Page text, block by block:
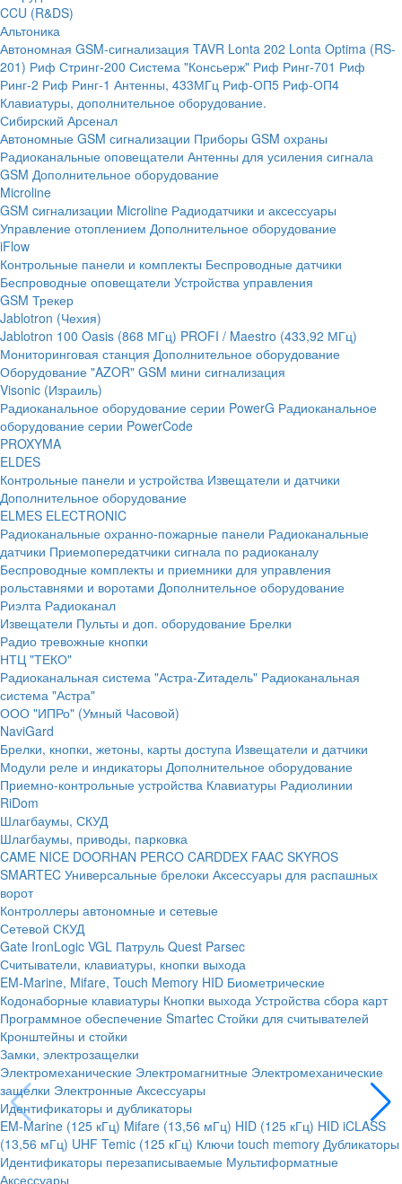
CCU (R&DS)
Альтоника
Автономная GSM-сигнализация TAVR Lonta 202 Lonta Optima (RS-
201) Риф Стринг-200 Система "Консьерж" Риф Ринг-701 Риф
Ринг-2 Риф Ринг-1 Антенны, 433МГц Риф-ОП5 Риф-ОП4
Клавиатуры, дополнительное оборудование.
Сибирский Арсенал
Автономные GSM сигнализации Приборы GSM охраны
Радиоканальные оповещатели Антенны для усиления сигнала
GSM Дополнительное оборудование
Microline
GSM cигнализации Microline Радиодатчики и аксессуары
Управление отоплением Дополнительное оборудование
iFlow
Контрольные панели и комплекты Беспроводные датчики
Беспроводные оповещатели Устройства управления
GSM Трекер
Jablotron (Чехия)
Jablotron 100 Oasis (868 МГц) PROFI / Maestro (433,92 МГц)
Мониторинговая станция Дополнительное оборудование
Оборудование "AZOR" GSM мини сигнализация
Visonic (Израиль)
Радиоканальное оборудование серии PowerG Радиоканальное
оборудование серии PowerCode
PROXYMA
ELDES
Контрольные панели и устройства Извещатели и датчики
Дополнительное оборудование
ELMES ELECTRONIC
Радиоканальные охранно-пожарные панели Радиоканальные
датчики Приемопередатчики сигнала по радиоканалу
Беспроводные комплекты и приемники для управления
рольставнями и воротами Дополнительное оборудование
Риэлта Радиоканал
Извещатели Пульты и доп. оборудование Брелки
Радио тревожные кнопки
НТЦ "ТЕКО"
Радиоканальная система "Астра-Zитадель" Радиоканальная
система "Астра"
ООО "ИПРо" (Умный Часовой)
NaviGard
Брелки, кнопки, жетоны, карты доступа Извещатели и датчики
Модули реле и индикаторы Дополнительное оборудование
Приемно-контрольные устройства Клавиатуры Радиолинии
RiDom
Шлагбаумы, СКУД
Шлагбаумы, приводы, парковка
CAME NICE DOORHAN PERCO CARDDEX FAAC SKYROS
SMARTEC Универсальные брелоки Аксессуары для распашных
ворот
Контроллеры автономные и сетевые
Сетевой СКУД
Gate IronLogic VGL Патруль Quest Parsec
Считыватели, клавиатуры, кнопки выхода
EM-Marine, Mifare, Touch Memory HID Биометрические
Кодонаборные клавиатуры Кнопки выхода Устройства сбора карт
Программное обеспечение Smartec Стойки для считывателей
Кронштейны и стойки
Замки, электрозащелки
Электромеханические Электромагнитные Электромеханические
защелки Электронные Аксессуары
Идентификаторы и дубликаторы
EM-Marine (125 кГц) Mifare (13,56 мГц) HID (125 кГц) HID iCLASS
(13,56 мГц) UHF Temic (125 кГц) Ключи touch memory Дубликаторы
Идентификаторы перезаписываемые Мультиформатные
Аксессуары